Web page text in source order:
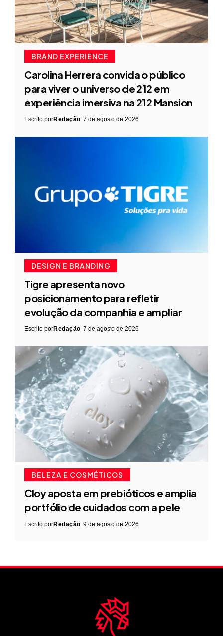
BRAND EXPERIENCE
Carolina Herrera convida o público
para viver o universo de 212 em
experiência imersiva na 212 Mansion
Escrito porRedação 7 de agosto de 2026
DESIGN E BRANDING
Tigre apresenta novo
posicionamento para refletir
evolução da companhia e ampliar
Escrito porRedação 7 de agosto de 2026
BELEZA E COSMÉTICOS
Cloy aposta em prebióticos e amplia
portfólio de cuidados com a pele
Escrito porRedação 9 de agosto de 2026